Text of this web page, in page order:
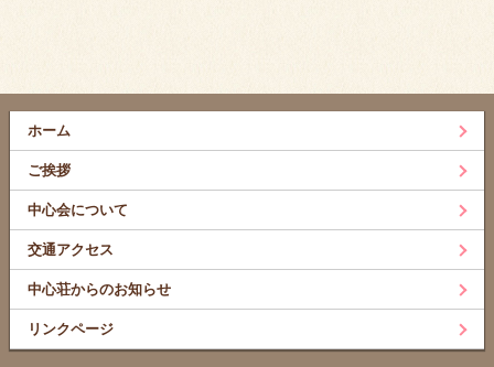
ホーム
ご挨拶
中心会について
交通アクセス
中心荘からのお知らせ
リンクページ